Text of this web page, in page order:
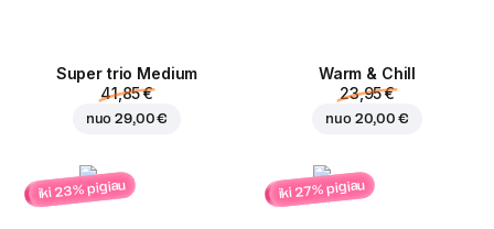
Super trio Medium
41,85 €
nuo29,00 €
Warm & Chill
23,95 €
nuo 20,00 €
iki 23% pigiau iki 27% pigiau